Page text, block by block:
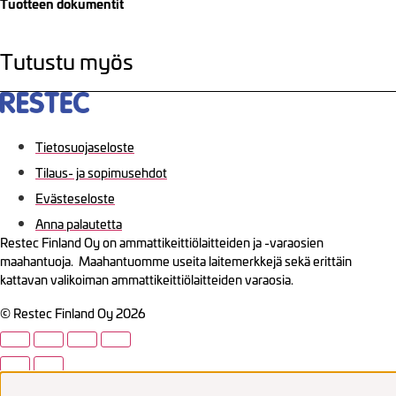
Tuotteen dokumentit
Tutustu myös
Tietosuojaseloste
Tilaus- ja sopimusehdot
Evästeseloste
Anna palautetta
Restec Finland Oy on ammattikeittiölaitteiden ja -varaosien
maahantuoja. Maahantuomme useita laitemerkkejä sekä erittäin
kattavan valikoiman ammattikeittiölaitteiden varaosia.
© Restec Finland Oy 2026